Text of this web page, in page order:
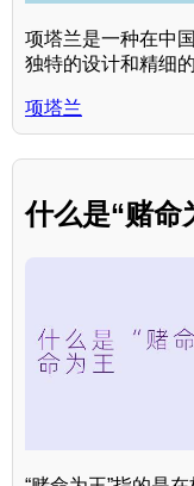
项塔兰是一种在中
独特的设计和精细
项塔兰
什么是“赌命